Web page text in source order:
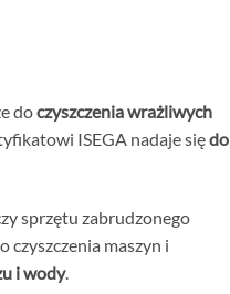
doczyszczenia wrażliwych
ISEGA nadaje siędo
sprzętu zabrudzonego
czyszczenia maszyn i
i wody.